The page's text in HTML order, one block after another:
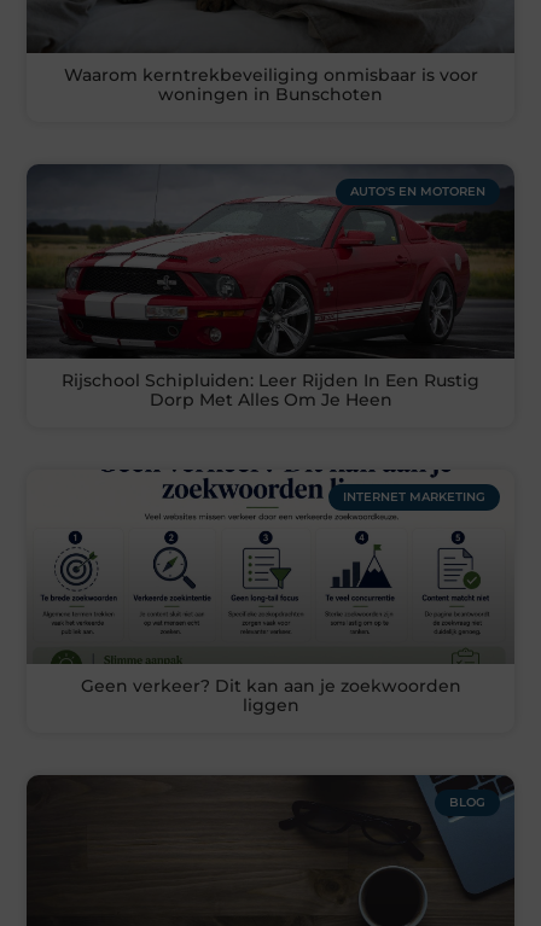
Waarom kerntrekbeveiliging onmisbaar is voor
woningen in Bunschoten
AUTO'S EN MOTOREN
Rijschool Schipluiden: Leer Rijden In Een Rustig
Dorp Met Alles Om Je Heen
INTERNET MARKETING
Geen verkeer? Dit kan aan je zoekwoorden
liggen
BLOG